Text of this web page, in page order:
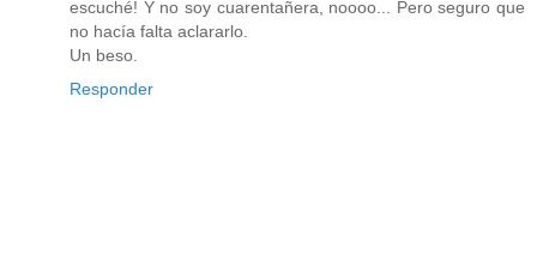
escuché! Y no soy cuarentañera, noooo... Pero seguro que
no hacía falta aclararlo.
Un beso.
Responder